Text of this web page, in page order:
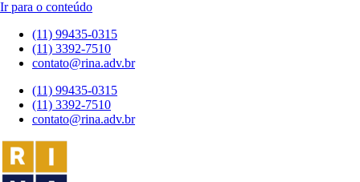
Ir para o conteúdo
(11) 99435-0315
(11) 3392-7510
contato@rina.adv.br
(11) 99435-0315
(11) 3392-7510
contato@rina.adv.br